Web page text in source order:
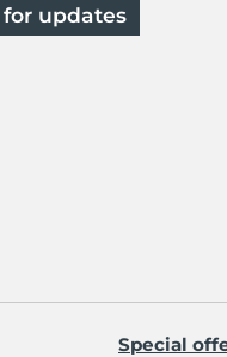
updates
Special